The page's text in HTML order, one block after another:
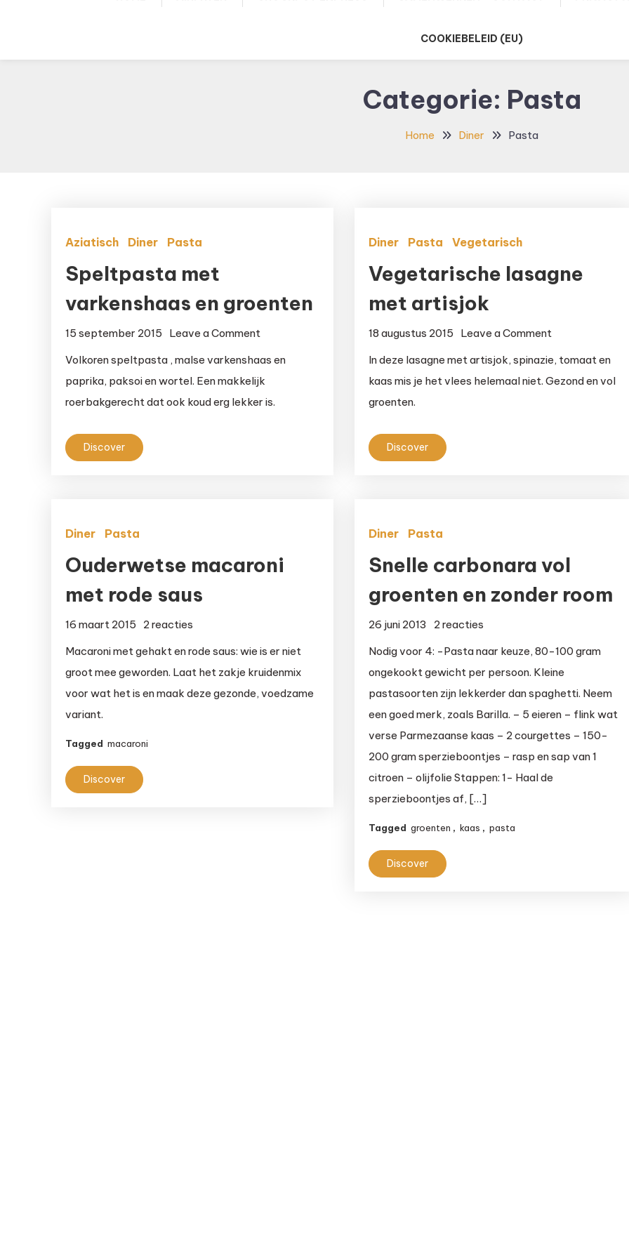
COOKIEBELEID (EU)
Categorie: Pasta
Home Diner Pasta
Aziatisch Diner Pasta
Speltpasta met
varkenshaas en groenten
15 september 2015 Leave a Comment
en
Volkoren speltpasta , malse varkenshaas en
paprika, paksoi en wortel. Een makkelijk
roerbakgerecht dat ook koud erg lekker is.
Discover
Diner Pasta Vegetarisch
Vegetarische lasagne
met artisjok
18 augustus 2015 Leave a Comment
In deze lasagne met artisjok, spinazie, tomaat en
kaas mis je het vlees helemaal niet. Gezond en vol
groenten.
Discover
Diner Pasta
Ouderwetse macaroni
met rode saus
16 maart 2015 2 reacties
rode
Macaroni met gehakt en rode saus: wie is er niet
groot mee geworden. Laat het zakje kruidenmix
voor wat het is en maak deze gezonde, voedzame
variant.
Tagged macaroni
Discover
Diner Pasta
Snelle carbonara vol
groenten en zonder room
26 juni 2013 2 reacties
vol
groenten
en
zonder
room
Nodig voor 4: -Pasta naar keuze, 80-100 gram
ongekookt gewicht per persoon. Kleine
pastasoorten zijn lekkerder dan spaghetti. Neem
een goed merk, zoals Barilla. – 5 eieren – flink wat
verse Parmezaanse kaas – 2 courgettes – 150-
200 gram sperzieboontjes – rasp en sap van 1
citroen – olijfolie Stappen: 1- Haal de
sperzieboontjes af, […]
Tagged groenten , kaas , pasta
Discover